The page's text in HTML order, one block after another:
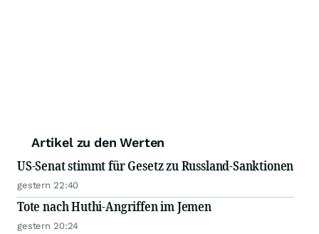
Artikel zu den Werten
US-Senat stimmt für Gesetz zu Russland-Sanktionen
gestern 22:40
Tote nach Huthi-Angriffen im Jemen
gestern 20:24